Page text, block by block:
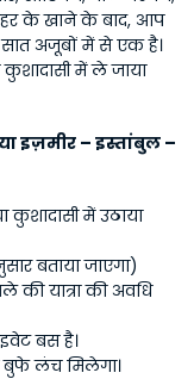
के खाने के बाद, आप
सात अजूबों में से एक है।
में ले जाया
इज़मीर – इस्तांबुल –
में उठाया
बताया जाएगा)
यात्रा की अवधि
बस है।
लंच मिलेगा।